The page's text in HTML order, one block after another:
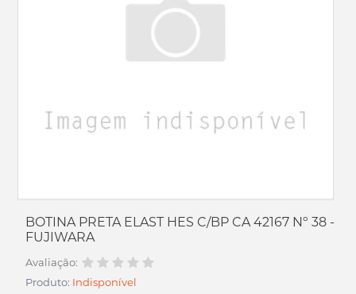
BOTINA PRETA ELAST HES C/BP CA 42167 Nº 38 -
FUJIWARA
Avaliação:
Produto: Indisponível